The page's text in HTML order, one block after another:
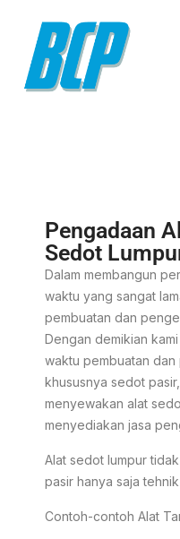
Pengadaan
Sedot
Dalam membangun
waktu yang sangat
pembuatan dan
Dengan demikian
waktu pembuatan
khususnya sedot
menyewakan alat
menyediakan jasa
Alat sedot lumpur
pasir hanya saja
Contoh-contoh Alat